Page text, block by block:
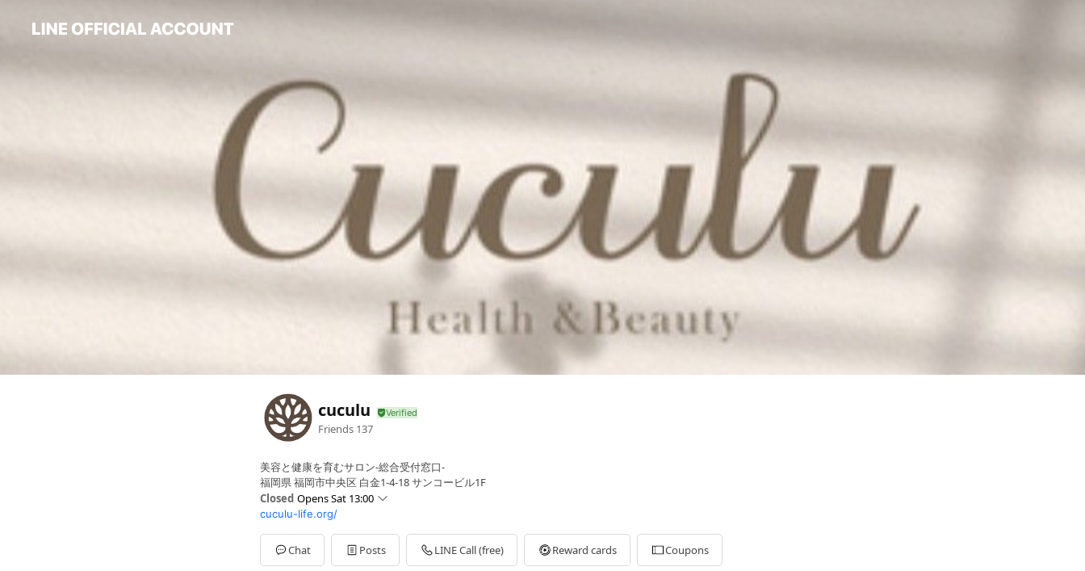
cuculu
Friends 137
美容と健康を育むサロン-総合受付窓口-
福岡県 福岡市中央区 白金1-4-18 サンコービル1F
Closed Opens Sat 13:00
SunClosed
Mon13:00 - 19:30
Tue13:00 - 19:30
Wed13:00 - 19:30
cuculu-life.org/
Chat Posts LINE Call (free) Reward cards Coupons